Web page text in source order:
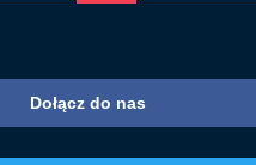
Dołącz do nas